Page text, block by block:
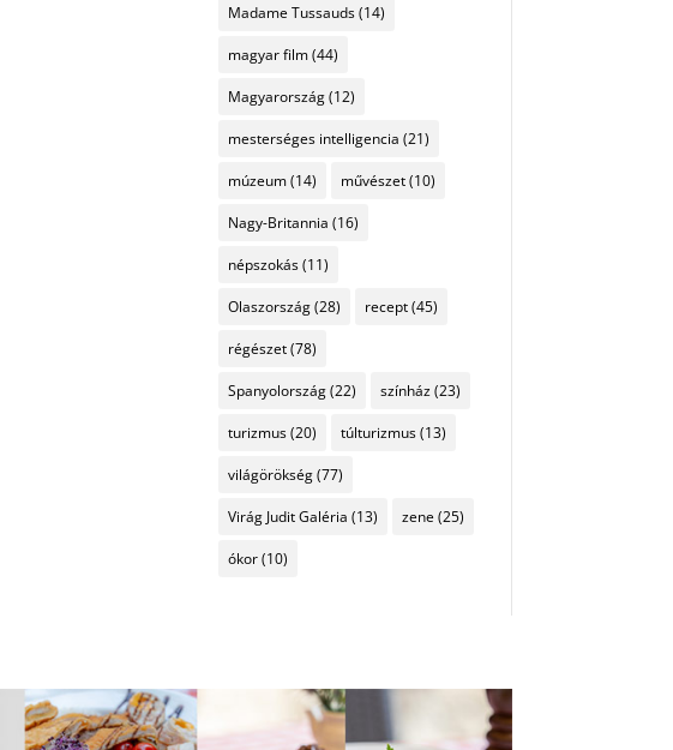
Madame Tussauds(14)
magyar film(44)
Magyarország(12)
mesterséges intelligencia (21)
múzeum(14) művészet(10)
Nagy-Britannia (16)
népszokás(11)
Olaszország(28) recept(45)
régészet(78)
Spanyolország(22) színház(23)
turizmus(20) túlturizmus(13)
világörökség(77)
Virág Judit Galéria (13) zene (25)
ókor(10)